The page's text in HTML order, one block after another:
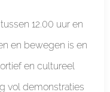
12.00 uur en
en bewegen is en
en cultureel
vol demonstraties